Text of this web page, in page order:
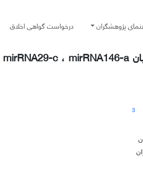
پژوهشگران درخواست گواهی اخلاق
3